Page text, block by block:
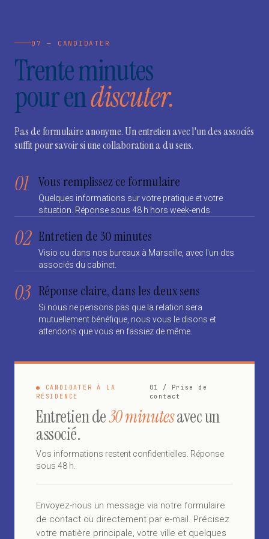
07 — CANDIDATER
Trente minutes
pour endiscuter.
Pas de formulaire anonyme. Un entretien avec l'un des associés
suffit pour savoir si une collaboration a du sens.
01 Vous remplissez ce formulaire
Quelques informations sur votre pratique et votre
situation. Réponse sous 48 h hors week-ends.
02 Entretien de 30 minutes
Visio ou dans nos bureaux à Marseille, avec l'un des
associés du cabinet.
03 Réponse claire, dans les deux sens
Si nous ne pensons pas que la relation sera
mutuellement bénéfique, nous vous le disons et
attendons que vous en fassiez de même.
● CANDIDATER À LA
RÉSIDENCE
01 / Prise de
contact
Entretien de30 minutesavec un
associé.
Vos informations restent confidentielles. Réponse
sous 48 h.
Envoyez-nous un message via notre formulaire
de contact ou directement par e-mail. Précisez
votre matière principale, votre ville et quelques